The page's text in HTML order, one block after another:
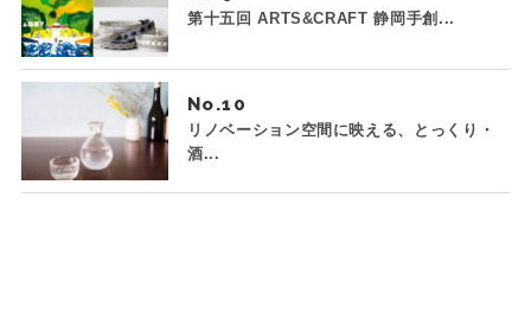
第十五回 ARTS&CRAFT 静岡手創...
No.
リノベーション空間に映える、とっくり・
酒...